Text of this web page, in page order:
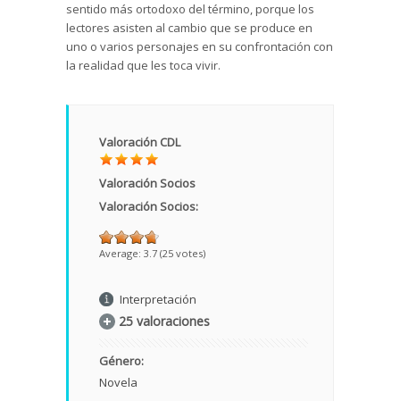
sentido más ortodoxo del término, porque los
lectores asisten al cambio que se produce en
uno o varios personajes en su confrontación con
la realidad que les toca vivir.
Valoración CDL
Valoración Socios
Valoración Socios:
Average: 3.7 (25 votes)
Interpretación
25 valoraciones
Género:
Novela